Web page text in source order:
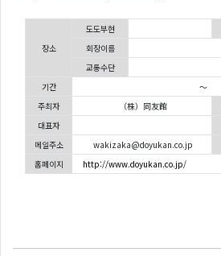
장소
도도부현
회장이름
교통수단
기간
～
주최자
（株）同友館
대표자
메일주소
wakizaka@doyukan.co.jp
홈페이지
http://www.doyukan.co.jp/